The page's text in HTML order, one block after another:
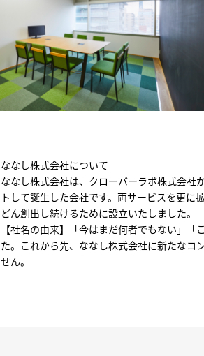
ななし株式会社について
ななし株式会社は、クローバーラボ株式会社
トして誕生した会社です。両サービスを更
どん創出し続けるために設立いたしました。
【社名の由来】「今はまだ何者でもない」
た。これから先、ななし株式会社に新たなコ
せん。